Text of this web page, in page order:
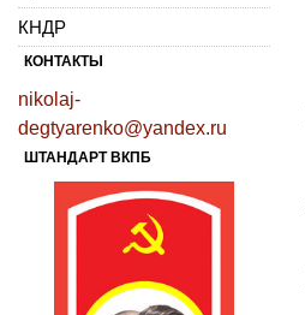
КНДР
КОНТАКТЫ
nikolaj-
degtyarenko@yandex.ru
ШТАНДАРТ ВКПБ